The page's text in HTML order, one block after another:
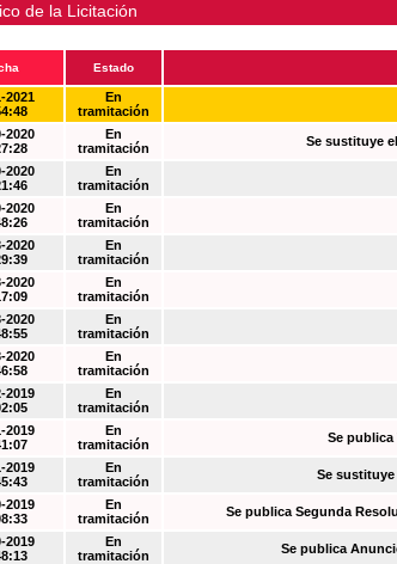
de la Licitación
Estado
2021
En
tramitación
2020
En
tramitación
Se sustituye
2020
En
tramitación
2020
En
tramitación
2020
En
tramitación
2020
En
tramitación
2020
En
tramitación
2020
En
tramitación
2019
En
tramitación
2019
En
tramitación
Se publica
2019
En
tramitación
Se
2019
En
tramitación
Se publica Segunda
2019
En
tramitación
Se publica